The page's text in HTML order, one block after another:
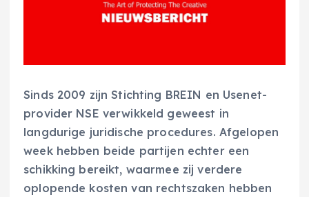
Sinds 2009 zijn Stichting BREIN en Usenet-
provider NSE verwikkeld geweest in
langdurige juridische procedures. Afgelopen
week hebben beide partijen echter een
schikking bereikt, waarmee zij verdere
oplopende kosten van rechtszaken hebben